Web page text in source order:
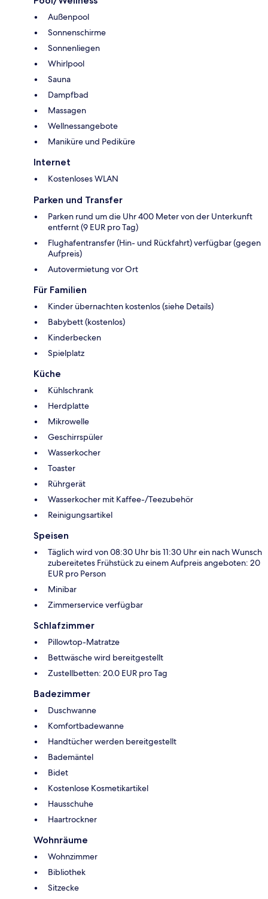
Außenpool
Sonnenschirme
Sonnenliegen
Whirlpool
Sauna
Dampfbad
Massagen
Wellnessangebote
Maniküre und Pediküre
Internet
Kostenloses WLAN
Parken und Transfer
Parken rund um die Uhr 400 Meter von der Unterkunft
entfernt (9 EUR pro Tag)
Flughafentransfer (Hin- und Rückfahrt) verfügbar (gegen
Aufpreis)
Autovermietung vor Ort
Für Familien
Kinder übernachten kostenlos (siehe Details)
Babybett (kostenlos)
Kinderbecken
Spielplatz
Küche
Kühlschrank
Herdplatte
Mikrowelle
Geschirrspüler
Wasserkocher
Toaster
Rührgerät
Wasserkocher mit Kaffee-/Teezubehör
Reinigungsartikel
Speisen
Täglich wird von 08:30 Uhr bis 11:30 Uhr ein nach Wunsch
zubereitetes Frühstück zu einem Aufpreis angeboten: 20
EUR pro Person
Minibar
Zimmerservice verfügbar
Schlafzimmer
Pillowtop-Matratze
Bettwäsche wird bereitgestellt
Zustellbetten: 20.0 EUR pro Tag
Badezimmer
Duschwanne
Komfortbadewanne
Handtücher werden bereitgestellt
Bademäntel
Bidet
Kostenlose Kosmetikartikel
Hausschuhe
Haartrockner
Wohnräume
Wohnzimmer
Bibliothek
Sitzecke